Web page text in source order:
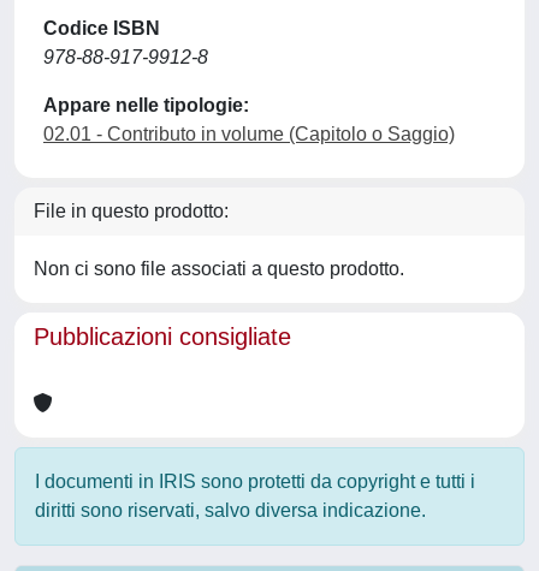
Codice ISBN
978-88-917-9912-8
Appare nelle tipologie:
02.01 - Contributo in volume (Capitolo o Saggio)
File in questo prodotto:
Non ci sono file associati a questo prodotto.
Pubblicazioni consigliate
I documenti in IRIS sono protetti da copyright e tutti i
diritti sono riservati, salvo diversa indicazione.